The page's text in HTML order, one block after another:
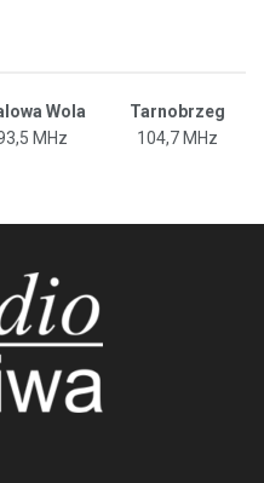
Wola
Tarnobrzeg
MHz 104,7 MHz